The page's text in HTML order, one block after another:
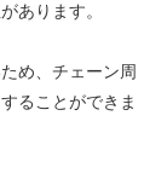
あります。
め、チェーン周
ることができま